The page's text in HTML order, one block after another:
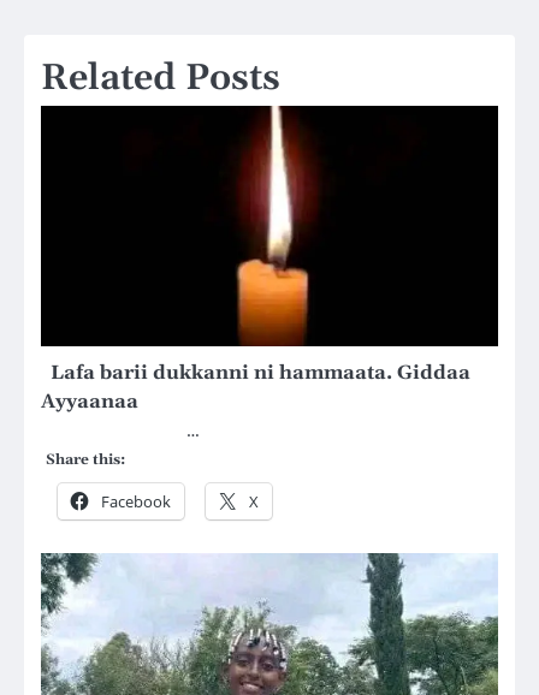
Related Posts
Lafa barii dukkanni ni hammaata. Giddaa
Ayyaanaa
…
Share this:
Facebook X